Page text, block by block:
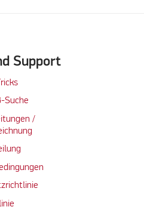
Support
Suche
/